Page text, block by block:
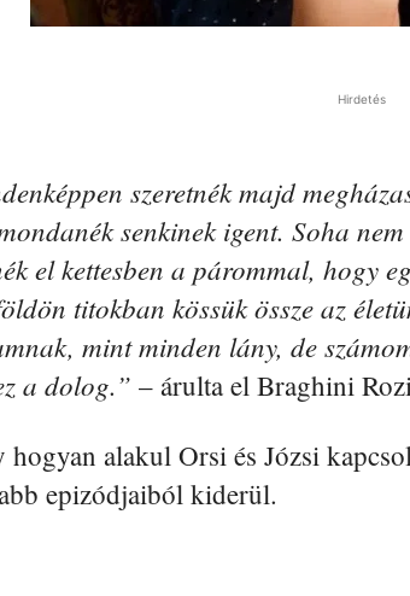
Hirdetés
szeretnék majd
senkinek igent. Soha
el kettesben a párommal, hogy
titokban kössük össze az
mint minden lány, de
a dolog.” – árulta el Braghini
alakul Orsi és Józsi
epizódjaiból kiderül.